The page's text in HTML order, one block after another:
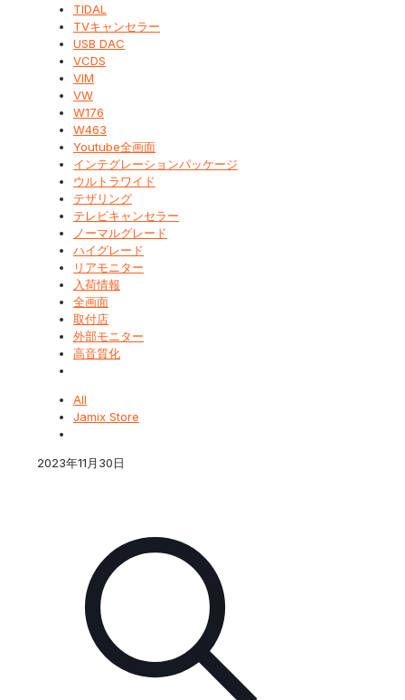
TIDAL
TVキャンセラー
USB DAC
VCDS
VIM
VW
W176
W463
Youtube全画面
インテグレーションパッケージ
ウルトラワイド
テザリング
テレビキャンセラー
ノーマルグレード
ハイグレード
リアモニター
入荷情報
全画面
取付店
外部モニター
高音質化
All
Jamix Store
2023年11月30日